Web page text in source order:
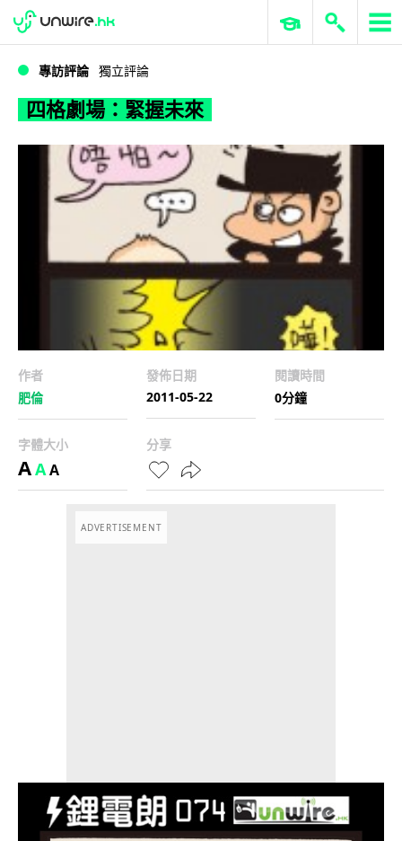
四格劇場：緊握未來
WWDC 2026 ERP 與商業 AI
專訪評論 獨立評論
四格劇場：緊握未來
作者
肥倫
發佈日期
2011-05-22
閱讀時間
0分鐘
字體大小
AAA
分享
ADVERTISEMENT